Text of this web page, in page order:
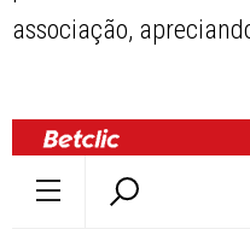
associação,